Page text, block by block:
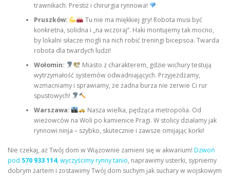
trawnikach. Prestiż i chirurgia rynnowa!
Pruszków:
Tu nie ma miękkiej gry! Robota musi być
konkretna, solidna i „na wczoraj”. Haki montujemy tak mocno,
by lokalni siłacze mogli na nich robić treningi bicepsoa. Twarda
robota dla twardych ludzi!
Wołomin:
Miasto z charakterem, gdzie wichury testują
wytrzymałość systemów odwadniających. Przyjeżdżamy,
wzmacniamy i sprawiamy, że żadna burza nie zerwie Ci rur
spustowych!
Warszawa:
Nasza wielka, pędząca metropolia. Od
wieżowców na Woli po kamienice Pragi. W stolicy działamy jak
rynnowi ninja – szybko, skutecznie i zawsze omijając korki!
Nie czekaj, aż Twój dom w Wiązownie zamieni się w akwarium! Dzwoń
pod 570 933 114, wyczyścimy rynny tanio, naprawimy usterki, sypniemy
dobrym żartem i zostawimy Twój dom suchym jak suchary w wojskowym